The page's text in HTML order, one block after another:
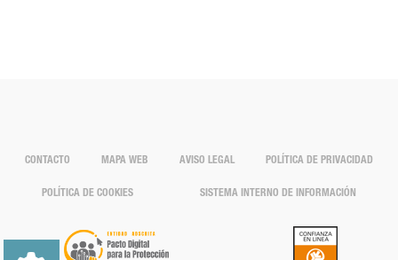
CONTACTO MAPA WEB AVISO LEGAL POLÍTICA DE PRIVACIDAD
POLÍTICA DE COOKIES SISTEMA INTERNO DE INFORMACIÓN